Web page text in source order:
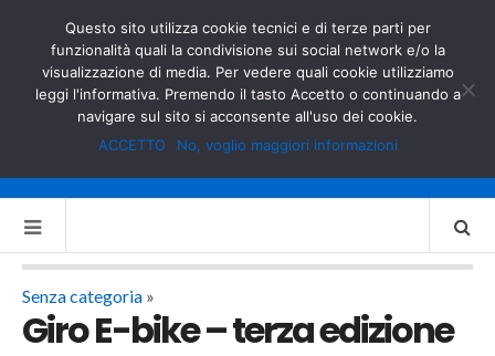
MINISTERO DELL’INTERNO
GOVERNO.IT
Senza categoria »
Giro E-bike – terza edizione
Questo sito utilizza cookie tecnici e di terze parti per
funzionalità quali la condivisione sui social network e/o la
visualizzazione di media. Per vedere quali cookie utilizziamo
leggi l'informativa. Premendo il tasto Accetto o continuando a
navigare sul sito si acconsente all'uso dei cookie.
ACCETTO
No, voglio maggiori informazioni